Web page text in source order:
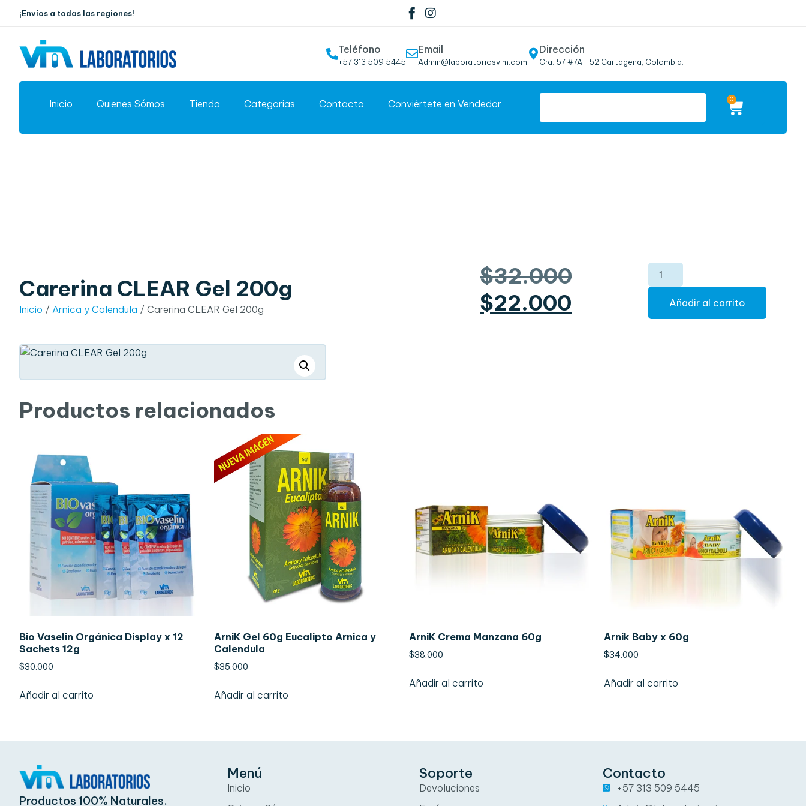
¡Envíos a todas las regiones!
Teléfono
+57 313 509 5445
Email
Admin@laboratoriosvim.com
Dirección
Cra. 57 #7A- 52 Cartagena, Colombia.
Inicio Quienes Sómos Tienda Categorias Contacto Conviértete en Vendedor 0
Carerina CLEAR Gel 200g
Inicio / Arnica y Calendula / Carerina CLEAR Gel 200g
$32.000
$22.000 Añadir al carrito
Productos relacionados
Bio Vaselin Orgánica Display x 12
Sachets 12g
$30.000
Añadir al carrito
ArniK Gel 60g Eucalipto Arnica y
Calendula
$35.000
Añadir al carrito
ArniK Crema Manzana 60g
$38.000
Añadir al carrito
Arnik Baby x 60g
$34.000
Añadir al carrito
Productos 100% Naturales.
Menú
Inicio
Soporte
Devoluciones
Contacto
+57 313 509 5445